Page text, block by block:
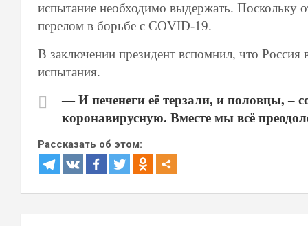
испытание необходимо выдержать. Поскольку
перелом в борьбе с COVID-19.
В заключении президент вспомнил, что Россия
испытания.
— И печенеги её терзали, и половцы, –
коронавирусную. Вместе мы всё
Рассказать об этом: